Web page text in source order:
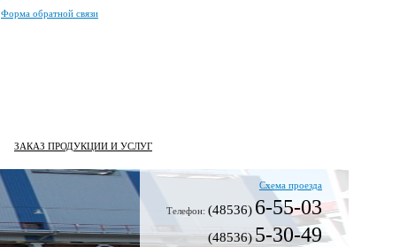
Форма обратной связи
ЗАКАЗ ПРОДУКЦИИ И УСЛУГ
Схема проезда
Телефон: (48536) 6-55-03
(48536) 5-30-49